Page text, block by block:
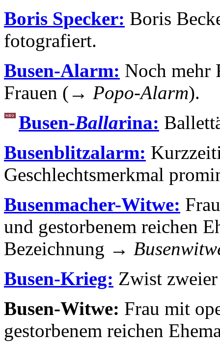
Boris Specker: Boris
fotografiert.
Busen-Alarm: Noch mehr
Frauen (→ Popo-Alarm).
Busen-Ballarina:
Busenblitzalarm:
Geschlechtsmerkmal
Busenmacher-Witwe:
und gestorbenem reichen
Bezeichnung →
Busen-Krieg: Zwist zweier
Busen-Witwe: Frau mit
gestorbenem reichen